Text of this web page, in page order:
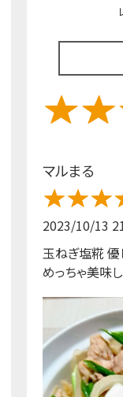
マルまる
2023/10/13
玉ねぎ塩糀
めっちゃ美味